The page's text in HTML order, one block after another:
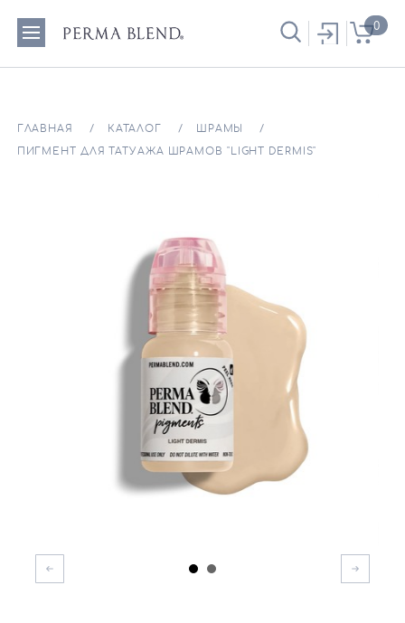
0
ГЛАВНАЯ КАТАЛОГ ШРАМЫ
ПИГМЕНТ ДЛЯ ТАТУАЖА ШРАМОВ "LIGHT DERMIS"